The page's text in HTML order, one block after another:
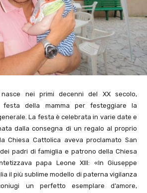
nei primi decenni del XX secolo,
festa della mamma per festeggiare la
La festa è celebrata in varie date e
dalla consegna di un regalo al proprio
Chiesa Cattolica aveva proclamato San
padri di famiglia e patrono della Chiesa
papa Leone XIII: «In Giuseppe
il più sublime modello di paterna vigilanza
un perfetto esemplare d’amore,